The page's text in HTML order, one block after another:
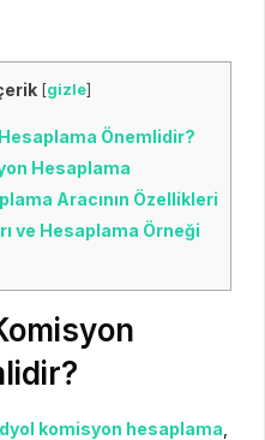
[gizle]
Önemlidir?
Hesaplama
Aracının Özellikleri
ve Hesaplama Örneği
komisyon hesaplama